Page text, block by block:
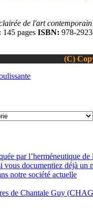
de l'art contemporain
145 pages ISBN: 978-
(C)
par l’herméneutique de
vous documentiez déjà un
notre société actuelle
de Chantale Guy